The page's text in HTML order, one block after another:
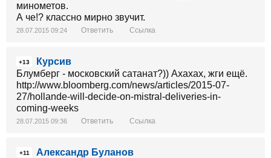
минометов.
А че!? классно мирно звучит.
28.07.2015 09:24 Ответить Ссылка
+13
Курсив
Блумберг - московский сатанат?)) Ахахах, жги ещё.
http://www.bloomberg.com/news/articles/2015-07-
27/hollande-will-decide-on-mistral-deliveries-in-
coming-weeks
28.07.2015 09:36 Ответить Ссылка
+11
Александр Буланов